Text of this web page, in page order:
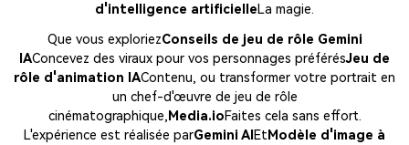
d'intelligence artificielleLa magie.
Que vous exploriezConseils de jeu de rôle Gemini
IAConcevez des viraux pour vos personnages préférésJeu de
rôle d'animation IAContenu, ou transformer votre portrait en
un chef-d'œuvre de jeu de rôle
cinématographique, Media.ioFaites cela sans effort.
L'expérience est réalisée parGemini AI EtModèle d'image à